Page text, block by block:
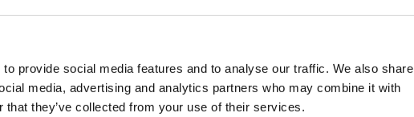
provide social media features and to analyse our traffic. We also share
media, advertising and analytics partners who may combine it with
they’ve collected from your use of their services.
2025 ebenfalls gerne.
wir dasTierheim Lahr und Umgebung,